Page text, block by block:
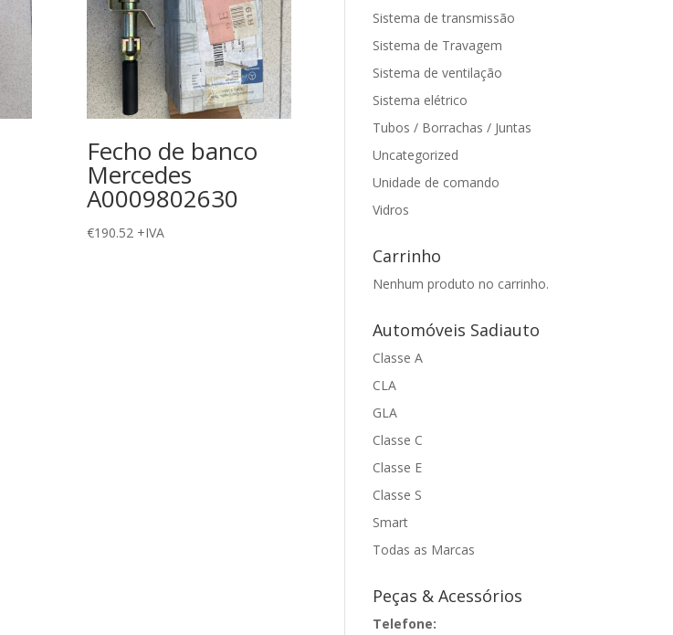
Fecho de banco
Mercedes
A0009802630
€190.52 +IVA
Sistema de transmissão
Sistema de Travagem
Sistema de ventilação
Sistema elétrico
Tubos / Borrachas / Juntas
Uncategorized
Unidade de comando
Vidros
Carrinho
Nenhum produto no carrinho.
Automóveis Sadiauto
Classe A
CLA
GLA
Classe C
Classe E
Classe S
Smart
Todas as Marcas
Peças & Acessórios
Telefone: